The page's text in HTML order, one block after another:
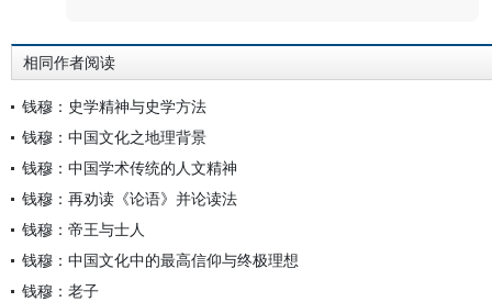
相同作者阅读
钱穆：史学精神与史学方法
钱穆：中国文化之地理背景
钱穆：中国学术传统的人文精神
钱穆：再劝读《论语》并论读法
钱穆：帝王与士人
钱穆：中国文化中的最高信仰与终极理想
钱穆：老子